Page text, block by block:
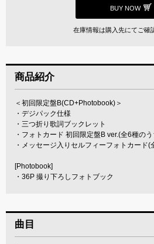
BUY NOW
在庫情報は購入先にてご確
商品紹介
＜初回限定盤B(CD+Photobook)＞
・デジパック仕様
・三つ折り歌詞ブックレット
・フォトカード 初回限定盤B ver.(全6種の
・メッセージ入りセルフィーフォトカード
[Photobook]
・36P 撮り下ろしフォトブック
曲目